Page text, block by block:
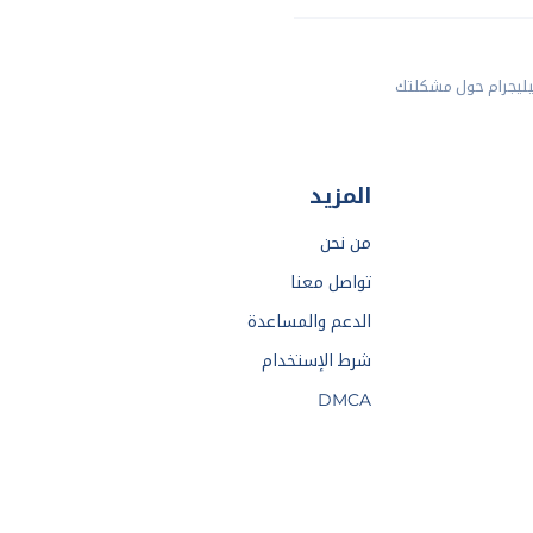
حول مشكلتك
المزيد
من نحن
تواصل معنا
الدعم والمساعدة
شرط الإستخدام
DMCA